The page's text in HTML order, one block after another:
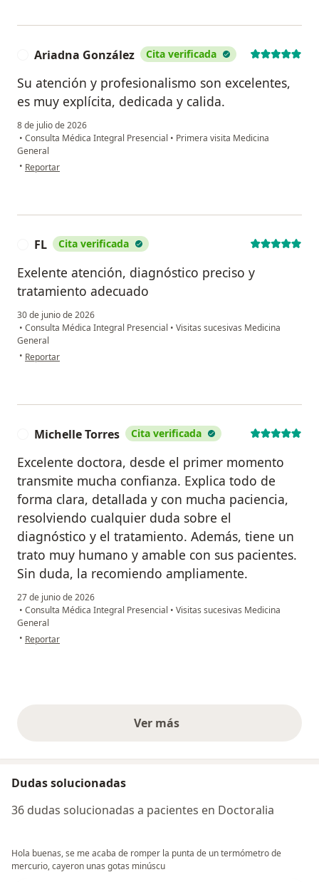
Ariadna González Cita verificada
Su atención y profesionalismo son excelentes,
es muy explícita, dedicada y calida.
8 de julio de 2026
• Consulta Médica Integral Presencial • Primera visita Medicina
General
• en opinión del usuario Ariadna González
Reportar
FL Cita verificada
Exelente atención, diagnóstico preciso y
tratamiento adecuado
30 de junio de 2026
• Consulta Médica Integral Presencial • Visitas sucesivas Medicina
General
• en opinión del usuario FL
Reportar
Michelle Torres Cita verificada
Excelente doctora, desde el primer momento
transmite mucha confianza. Explica todo de
forma clara, detallada y con mucha paciencia,
resolviendo cualquier duda sobre el
diagnóstico y el tratamiento. Además, tiene un
trato muy humano y amable con sus pacientes.
Sin duda, la recomiendo ampliamente.
27 de junio de 2026
• Consulta Médica Integral Presencial • Visitas sucesivas Medicina
General
• en opinión del usuario Michelle Torres
Reportar
Ver másopiniones anteriores
Dudas solucionadas
36 dudas solucionadas a pacientes en Doctoralia
Hola buenas, se me acaba de romper la punta de un termómetro de
mercurio, cayeron unas gotas minúscu